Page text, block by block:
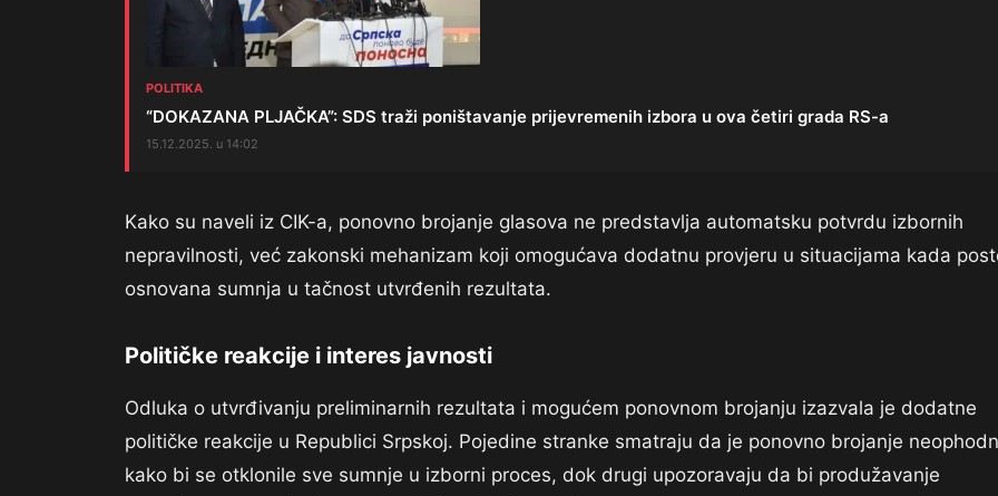
POLITIKA
“DOKAZANA PLJAČKA”: SDS traži poništavanje prijevremenih izbora u ova četiri grada RS-a
15.12.2025. u 14:02
Kako su naveli iz CIK-a, ponovno brojanje glasova ne predstavlja automatsku potvrdu izbornih
nepravilnosti, već zakonski mehanizam koji omogućava dodatnu provjeru u situacijama kada
osnovana sumnja u tačnost utvrđenih rezultata.
Političke reakcije i interes javnosti
Odluka o utvrđivanju preliminarnih rezultata i mogućem ponovnom brojanju izazvala je dodatne
političke reakcije u Republici Srpskoj. Pojedine stranke smatraju da je ponovno brojanje
kako bi se otklonile sve sumnje u izborni proces, dok drugi upozoravaju da bi produžavanje